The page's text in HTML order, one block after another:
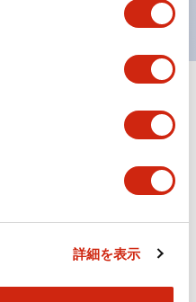
詳細を表示
CSシリーズカムスイッチ